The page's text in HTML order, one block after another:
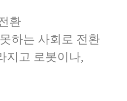
환
하는 사회로 전환
지고 로봇이나,